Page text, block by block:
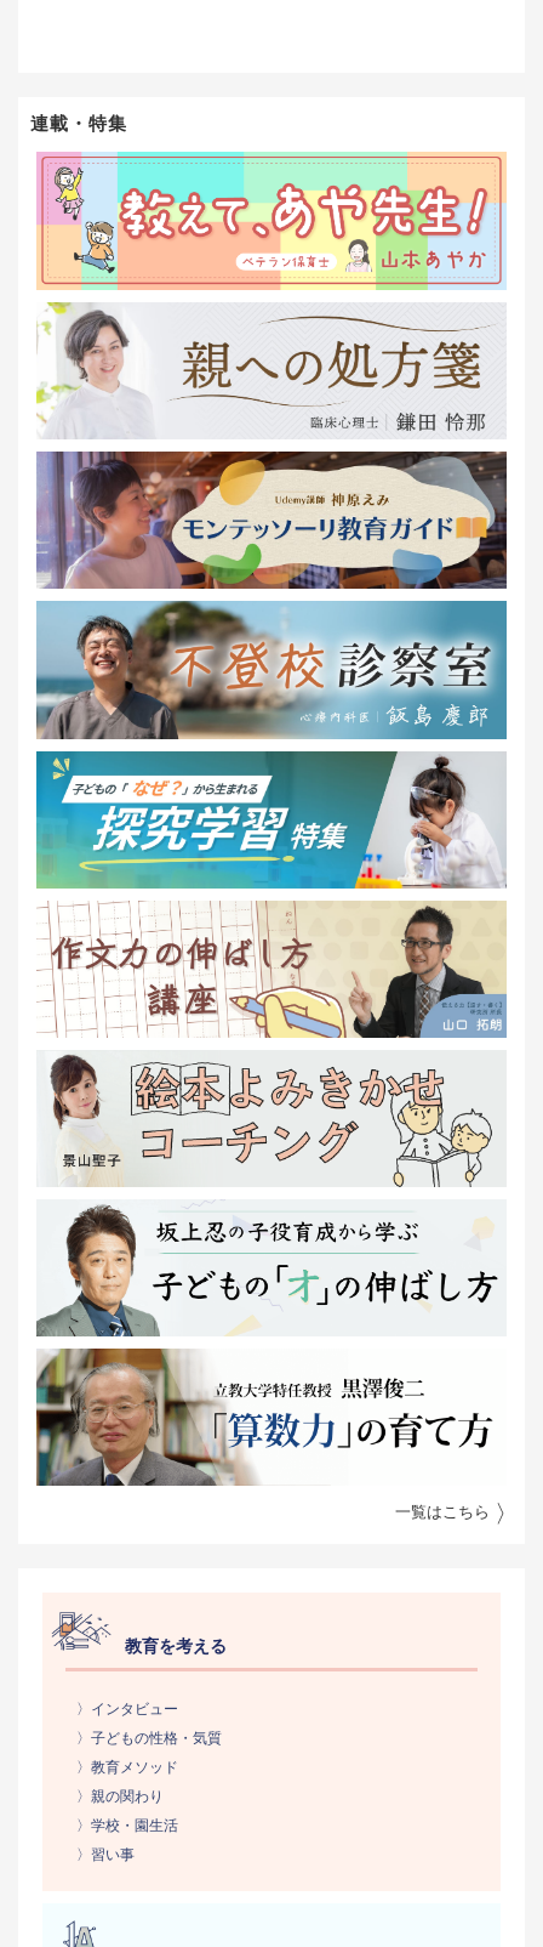
連載・特集
一覧はこちら
教育を考える
〉インタビュー
〉子どもの性格・気質
〉教育メソッド
〉親の関わり
〉学校・園生活
〉習い事